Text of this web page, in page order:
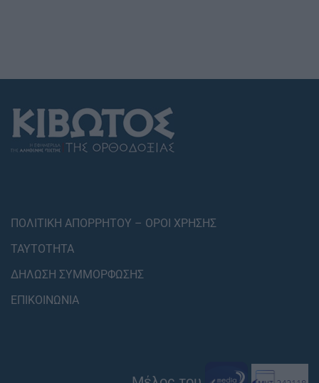
ΠΟΛΙΤΙΚΗ ΑΠΟΡΡΗΤΟΥ – ΟΡΟΙ ΧΡΗΣΗΣ
ΤΑΥΤΟΤΗΤΑ
ΔΗΛΩΣΗ ΣΥΜΜΟΡΦΩΣΗΣ
ΕΠΙΚΟΙΝΩΝΙΑ